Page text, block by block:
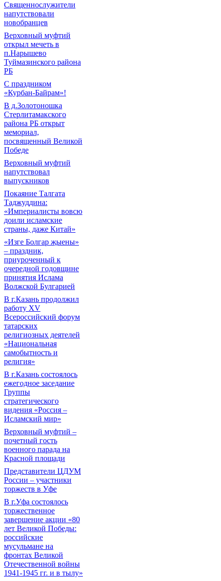
Священнослужители
напутствовали
новобранцев
Верховный муфтий
открыл мечеть в
п.Нарышево
Туймазинского района
РБ
С праздником
«Курбан-Байрам»!
В д.Золотоношка
Стерлитамакского
района РБ открыт
мемориал,
посвященный Великой
Победе
Верховный муфтий
напутствовал
выпускников
Покаяние Талгата
Таджуддина:
«Империалисты вовсю
доили исламские
страны, даже Китай»
«Изге Болгар җыены»
– праздник,
приуроченный к
очередной годовщине
принятия Ислама
Волжской Булгарией
В г.Казань продолжил
работу XV
Всероссийский форум
татарских
религиозных деятелей
«Национальная
самобытность и
религия»
В г.Казань состоялось
ежегодное заседание
Группы
стратегического
видения «Россия –
Исламский мир»
Верховный муфтий –
почетный гость
военного парада на
Красной площади
Представители ЦДУМ
России – участники
торжеств в Уфе
В г.Уфа состоялось
торжественное
завершение акции «80
лет Великой Победы:
российские
мусульмане на
фронтах Великой
Отечественной войны
1941-1945 гг. и в тылу»